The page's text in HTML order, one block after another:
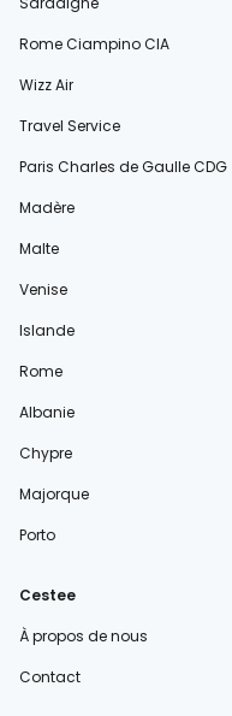
Rome Ciampino CIA
Wizz Air
Travel Service
Paris Charles de Gaulle CDG
Madère
Malte
Venise
Islande
Rome
Albanie
Chypre
Majorque
Porto
Cestee
À propos de nous
Contact